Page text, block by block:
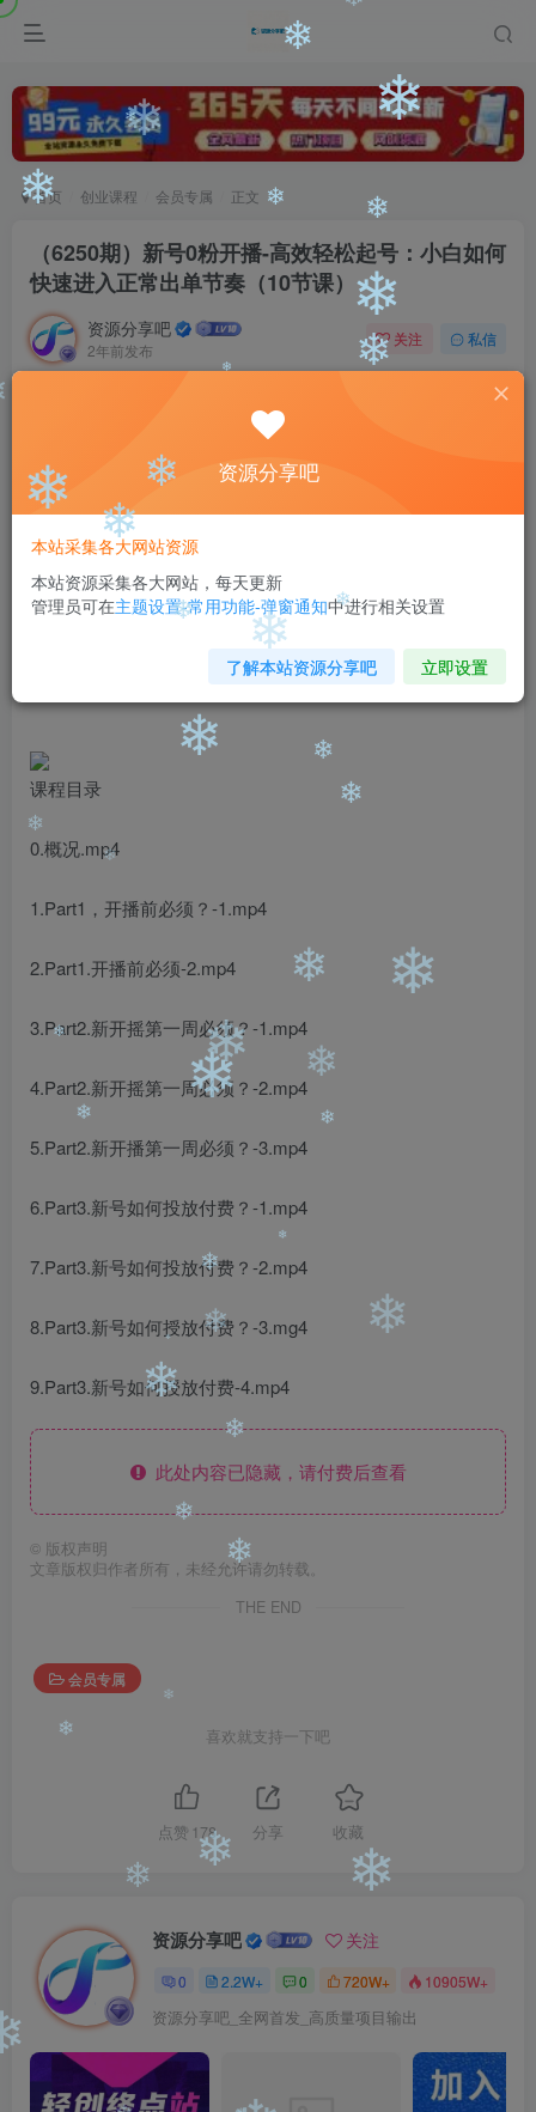
首页 创业课程 会员专属 正文
（6250期）新号0粉开播-高效轻松起号：小白如何
快速进入正常出单节奏（10节课）
资源分享吧
2年前发布
关注 私信
此内容为付费阅读，请付费后查看
黄金会员免费
您暂无购买权限，请先开通会员
开通会员
课程目录
0.概况.mp4
1.Part1，开播前必须？-1.mp4
2.Part1.开播前必须-2.mp4
3.Part2.新开摇第一周必须？-1.mp4
4.Part2.新开摇第一周必须？-2.mp4
5.Part2.新开播第一周必须？-3.mp4
6.Part3.新号如何投放付费？-1.mp4
7.Part3.新号如何投放付费？-2.mp4
8.Part3.新号如何授放付费？-3.mg4
9.Part3.新号如何授放付费-4.mp4
此处内容已隐藏，请付费后查看
© 版权声明
文章版权归作者所有，未经允许请勿转载。
THE END
会员专属
喜欢就支持一下吧
点赞 178 分享 收藏
资源分享吧 关注
0 2.2W+ 0 720W+ 10905W+
资源分享吧_全网首发_高质量项目输出
资源分享吧
本站采集各大网站资源
本站资源采集各大网站，每天更新
管理员可在主题设置-常用功能-弹窗通知中进行相关设置
了解本站资源分享吧 立即设置
❄
❄
❄
❄
❄
❄
❄
❄
❄
❄
❄
❄
❄
❄
❄
❄
❄
❄
❄
❄ ❄
❄
❄
❄
❄
❄
❄❄ ❄
❄